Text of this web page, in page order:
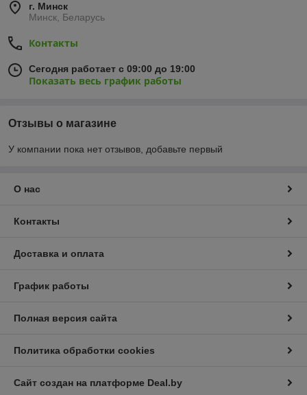
г. Минск
Минск, Беларусь
Контакты
Сегодня работает с 09:00 до 19:00
Показать весь график работы
Отзывы о магазине
У компании пока нет отзывов, добавьте первый
О нас
Контакты
Доставка и оплата
График работы
Полная версия сайта
Политика обработки cookies
Сайт создан на платформе Deal.by